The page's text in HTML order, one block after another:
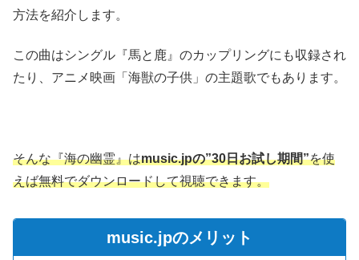
方法を紹介します。
この曲はシングル『馬と鹿』のカップリングにも収録され
たり、アニメ映画「海獣の子供」の主題歌でもあります。
そんな『海の幽霊』はmusic.jpの”30日お試し期間”を使
えば無料でダウンロードして視聴できます。
music.jpのメリット